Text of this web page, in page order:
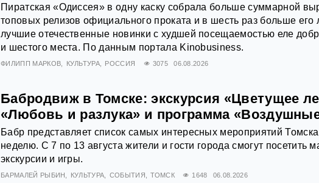
Пиратская «Одиссея» в одну каску собрала больше суммарной
топовых релизов официального проката и в шесть раз больше его
лучшие отечественные новинки с худшей посещаемостью еле
и шестого места. По данным портала Kinobusiness.
ФИЛИПП МАРКОВ КУЛЬТУРА РОССИЯ 3075 06.08.2026
Бабродвиж в Томске: экскурсия «Цветущее
«Любовь и разлука» и программа
Бабр представляет список самых интересных мероприятий
неделю. С 7 по 13 августа жители и гости города смогут посетить
экскурсии и игры.
БАРМАЛЕЙ РЫБИН КУЛЬТУРА СОБЫТИЯ ТОМСК 1648 06.08.2026